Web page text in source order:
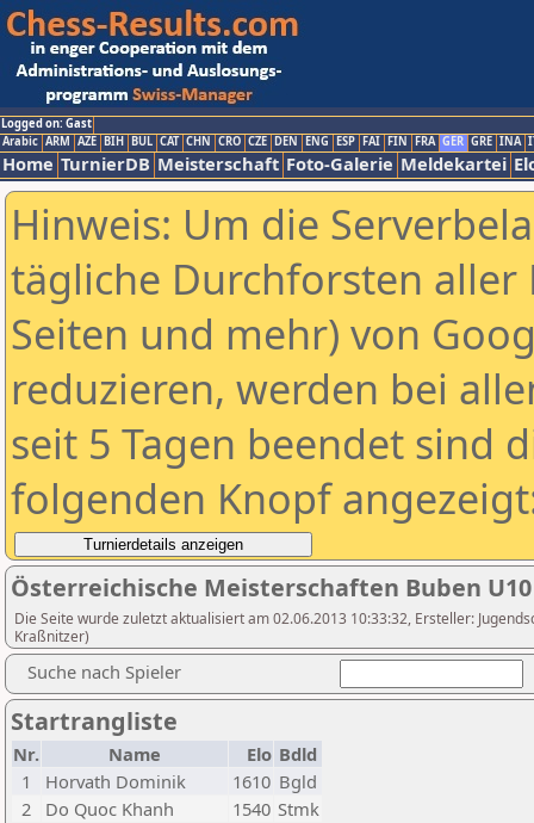
Logged on: Gast
Arabic ARM AZE BIH BUL CAT CHN CRO CZE DEN ENG ESP FAI FIN FRA GER GRE INA
Home TurnierDB Meisterschaft Foto-Galerie Meldekartei
Hinweis: Um die
tägliche Durchforsten aller
Seiten und mehr) von
reduzieren, werden bei
seit 5 Tagen beendet sind
folgenden Knopf
Österreichische Meisterschaften Buben U10
Die Seite wurde zuletzt aktualisiert am 02.06.2013 10:33:32, Ersteller:
Kraßnitzer)
Suche nach Spieler
Startrangliste
Nr. Name Elo Bdld
1
Horvath Dominik 1610 Bgld
2
Do Quoc Khanh 1540 Stmk